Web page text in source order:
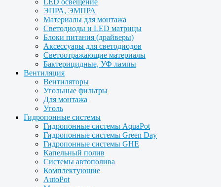
LED освещение
ЭПРА, ЭМПРА
Материалы для монтажа
Светодиоды и LED матрицы
Блоки питания (драйверы)
Аксессуары для светодиодов
Светоотражающие материалы
Бактерицидные, УФ лампы
Вентиляция
Вентиляторы
Угольные фильтры
Для монтажа
Уголь
Гидропонные системы
Гидропонные системы AquaPot
Гидропонные системы Green Day
Гидропонные системы GHE
Капельный полив
Системы автополива
Комплектующие
AutoPot